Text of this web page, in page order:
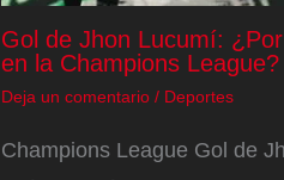
Gol de Jhon Lucumí:
en la Champions League?
Deja un comentario / Deportes
Champions League Gol de